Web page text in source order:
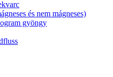
és nem mágneses)
gyöngy